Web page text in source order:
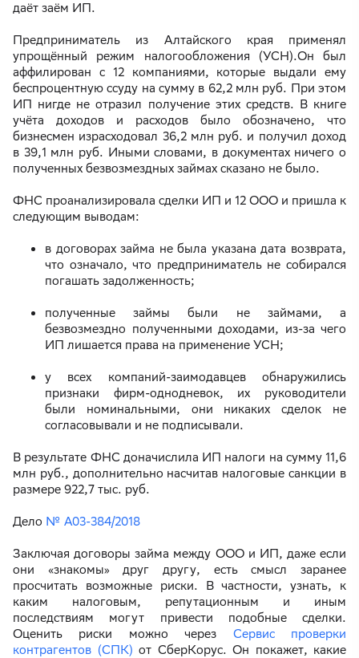
даёт заём ИП.
Предприниматель из Алтайского края применял
упрощённый режим налогообложения (УСН).Он был
аффилирован с 12 компаниями, которые выдали ему
беспроцентную ссуду на сумму в 62,2 млн руб. При этом
ИП нигде не отразил получение этих средств. В книге
учёта доходов и расходов было обозначено, что
бизнесмен израсходовал 36,2 млн руб. и получил доход
в 39,1 млн руб. Иными словами, в документах ничего о
полученных безвозмездных займах сказано не было.
ФНС проанализировала сделки ИП и 12 ООО и пришла к
следующим выводам:
в договорах займа не была указана дата возврата,
что означало, что предприниматель не собирался
погашать задолженность;
полученные займы были не займами, а
безвозмездно полученными доходами, из-за чего
ИП лишается права на применение УСН;
у всех компаний-заимодавцев обнаружились
признаки фирм-однодневок, их руководители
были номинальными, они никаких сделок не
согласовывали и не подписывали.
В результате ФНС доначислила ИП налоги на сумму 11,6
млн руб., дополнительно насчитав налоговые санкции в
размере 922,7 тыс. руб.
Дело № А03-384/2018
Заключая договоры займа между ООО и ИП, даже если
они «знакомы» друг другу, есть смысл заранее
просчитать возможные риски. В частности, узнать, к
каким налоговым, репутационным и иным
последствиям могут привести подобные сделки.
Оценить риски можно через Сервис проверки
контрагентов (СПК) от СберКорус. Он покажет, какие